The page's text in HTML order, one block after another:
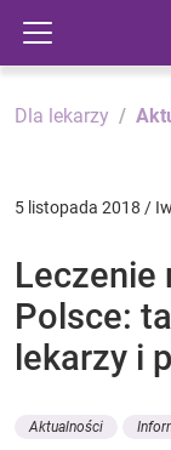
Dla lekarzy
5 listopada 2018 /
Leczenie
Polsce:
lekarzy i
Aktualności